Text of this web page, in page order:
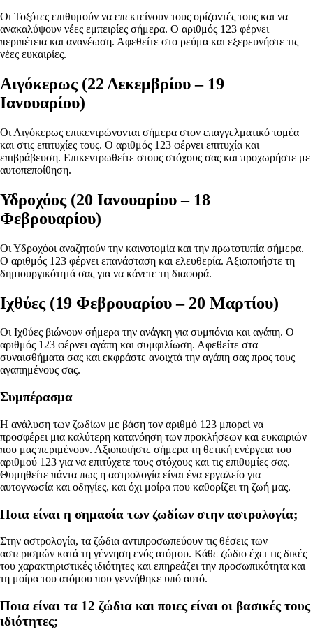
Οι Τοξότες επιθυμούν να επεκτείνουν τους ορίζοντές τους και να
ανακαλύψουν νέες εμπειρίες σήμερα. Ο αριθμός 123 φέρνει
περιπέτεια και ανανέωση. Αφεθείτε στο ρεύμα και εξερευνήστε τις
νέες ευκαιρίες.
Αιγόκερως (22 Δεκεμβρίου – 19
Ιανουαρίου)
Οι Αιγόκερως επικεντρώνονται σήμερα στον επαγγελματικό τομέα
και στις επιτυχίες τους. Ο αριθμός 123 φέρνει επιτυχία και
επιβράβευση. Επικεντρωθείτε στους στόχους σας και προχωρήστε με
αυτοπεποίθηση.
Υδροχόος (20 Ιανουαρίου – 18
Φεβρουαρίου)
Οι Υδροχόοι αναζητούν την καινοτομία και την πρωτοτυπία σήμερα.
Ο αριθμός 123 φέρνει επανάσταση και ελευθερία. Αξιοποιήστε τη
δημιουργικότητά σας για να κάνετε τη διαφορά.
Ιχθύες (19 Φεβρουαρίου – 20 Μαρτίου)
Οι Ιχθύες βιώνουν σήμερα την ανάγκη για συμπόνια και αγάπη. Ο
αριθμός 123 φέρνει αγάπη και συμφιλίωση. Αφεθείτε στα
συναισθήματα σας και εκφράστε ανοιχτά την αγάπη σας προς τους
αγαπημένους σας.
Συμπέρασμα
Η ανάλυση των ζωδίων με βάση τον αριθμό 123 μπορεί να
προσφέρει μια καλύτερη κατανόηση των προκλήσεων και ευκαιριών
που μας περιμένουν. Αξιοποιήστε σήμερα τη θετική ενέργεια του
αριθμού 123 για να επιτύχετε τους στόχους και τις επιθυμίες σας.
Θυμηθείτε πάντα πως η αστρολογία είναι ένα εργαλείο για
αυτογνωσία και οδηγίες, και όχι μοίρα που καθορίζει τη ζωή μας.
Ποια είναι η σημασία των ζωδίων στην αστρολογία;
Στην αστρολογία, τα ζώδια αντιπροσωπεύουν τις θέσεις των
αστερισμών κατά τη γέννηση ενός ατόμου. Κάθε ζώδιο έχει τις δικές
του χαρακτηριστικές ιδιότητες και επηρεάζει την προσωπικότητα και
τη μοίρα του ατόμου που γεννήθηκε υπό αυτό.
Ποια είναι τα 12 ζώδια και ποιες είναι οι βασικές τους
ιδιότητες;